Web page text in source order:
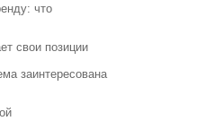
что
свои позиции
заинтересована